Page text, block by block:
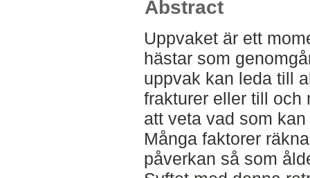
Abstract
Uppvaket är ett
hästar som
uppvak kan leda till
frakturer eller till och
att veta vad som
Många faktorer
påverkan så som